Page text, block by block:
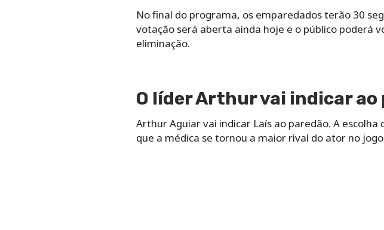
No final do programa, os emparedados terão 30
votação será aberta ainda hoje e o público poderá
eliminação.
O líder Arthur vai indicar ao
Arthur Aguiar vai indicar Laís ao paredão. A
que a médica se tornou a maior rival do ator no